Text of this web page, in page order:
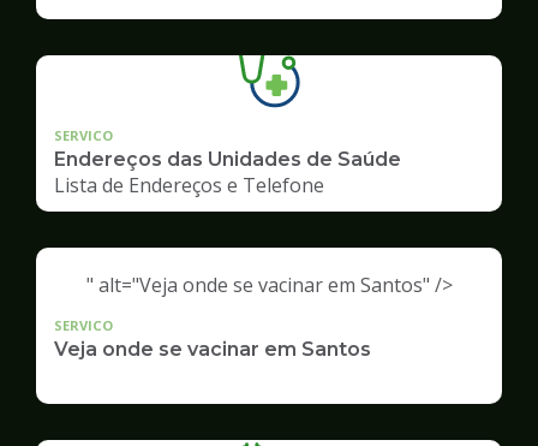
SERVICO
Endereços das Unidades de Saúde
Lista de Endereços e Telefone
" alt="Veja onde se vacinar em Santos" />
SERVICO
Veja onde se vacinar em Santos